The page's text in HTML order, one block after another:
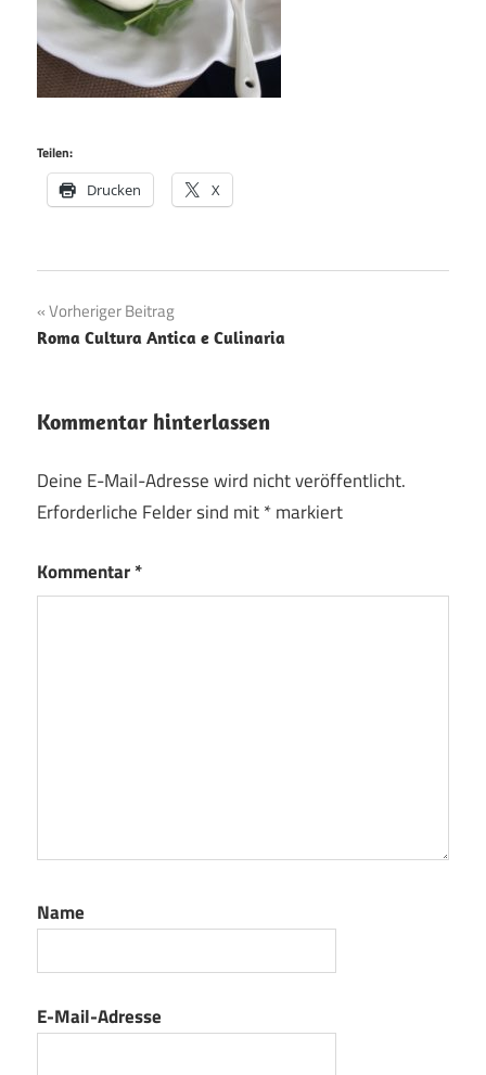
Teilen:
Drucken X
Beitragsnavigation
Vorheriger Beitrag
Roma Cultura Antica e Culinaria
Kommentar hinterlassen
Deine E-Mail-Adresse wird nicht veröffentlicht.
Erforderliche Felder sind mit*markiert
Kommentar*
Name
E-Mail-Adresse